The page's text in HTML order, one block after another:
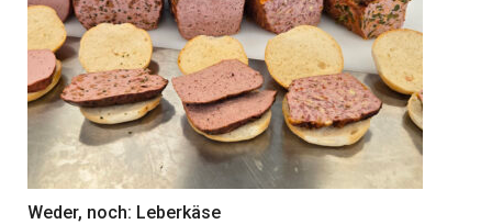
Weder, noch: Leberkäse